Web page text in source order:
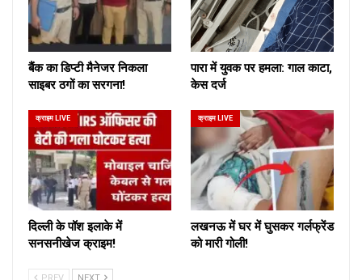
बैंक का डिप्टी मैनेजर निकला
साइबर ठगों का सरगना!
पारा में युवक पर हमला: गाल काटा,
केस दर्ज
क्राइम LIVE
दिल्ली के पॉश इलाके में
सनसनीखेज क्राइम!
क्राइम LIVE
लखनऊ में घर में घुसकर गर्लफ्रेंड
को मारी गोली!
PREV NEXT